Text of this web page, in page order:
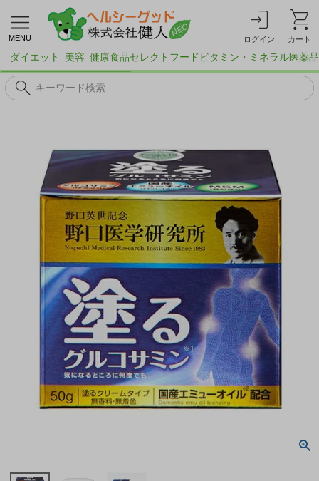
MENU ログイン カート
ダイエット 美容 健康食品セレクトフード ビタミン・ミネラル医薬品